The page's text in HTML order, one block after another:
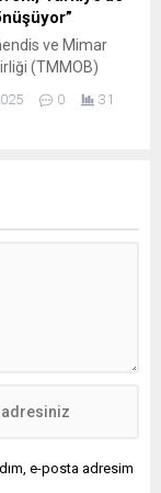
bisikletli
Kazada,
ve Mimar
(TMMOB)
Başkanı Canan
1999
0 31
e-posta adresim